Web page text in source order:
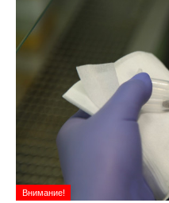
Внимание!